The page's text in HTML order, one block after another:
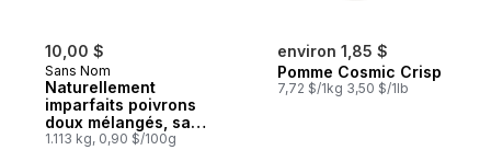
10,00 $
Sans Nom
Naturellement
imparfaits poivrons
doux mélangés, sac
de 2,5 lbs
1.113 kg, 0,90 $/100g
environ 1,85 $
Pomme Cosmic Crisp
7,72 $/1kg 3,50 $/1lb